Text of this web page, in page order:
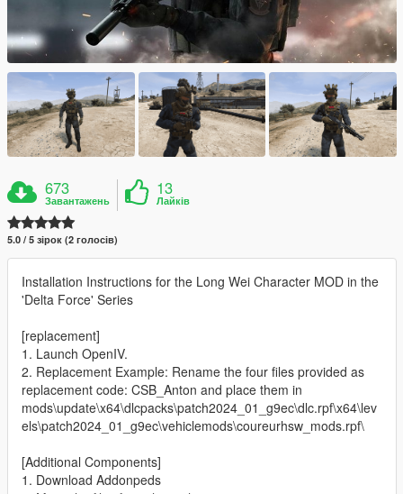
673
Завантажень
13
Лайків
5.0 / 5 зірок (2 голосів)
Installation Instructions for the Long Wei Character MOD in the
'Delta Force' Series
[replacement]
1. Launch OpenIV.
2. Replacement Example: Rename the four files provided as
replacement code: CSB_Anton and place them in
mods\update\x64\dlcpacks\patch2024_01_g9ec\dlc.rpf\x64\lev
els\patch2024_01_g9ec\vehiclemods\coureurhsw_mods.rpf\
[Additional Components]
1. Download Addonpeds